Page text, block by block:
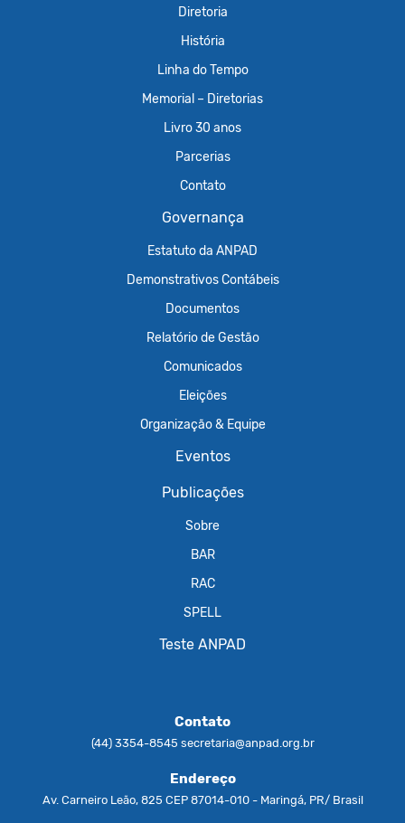
Diretoria
História
Linha do Tempo
Memorial – Diretorias
Livro 30 anos
Parcerias
Contato
Governança
Estatuto da ANPAD
Demonstrativos Contábeis
Documentos
Relatório de Gestão
Comunicados
Eleições
Organização & Equipe
Eventos
Publicações
Sobre
BAR
RAC
SPELL
Teste ANPAD
Contato
(44) 3354-8545 secretaria@anpad.org.br
Endereço
Av. Carneiro Leão, 825 CEP 87014-010 - Maringá, PR/ Brasil